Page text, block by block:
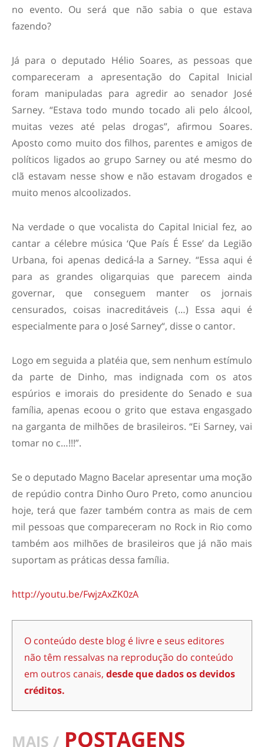
no evento. Ou será que não sabia o que estava
fazendo?
Já para o deputado Hélio Soares, as pessoas que
compareceram a apresentação do Capital Inicial
foram manipuladas para agredir ao senador José
Sarney. “Estava todo mundo tocado ali pelo álcool,
muitas vezes até pelas drogas”, afirmou Soares.
Aposto como muito dos filhos, parentes e amigos de
políticos ligados ao grupo Sarney ou até mesmo do
clã estavam nesse show e não estavam drogados e
muito menos alcoolizados.
Na verdade o que vocalista do Capital Inicial fez, ao
cantar a célebre música ‘Que País É Esse’ da Legião
Urbana, foi apenas dedicá-la a Sarney. “Essa aqui é
para as grandes oligarquias que parecem ainda
governar, que conseguem manter os jornais
censurados, coisas inacreditáveis (…) Essa aqui é
especialmente para o José Sarney“, disse o cantor.
Logo em seguida a platéia que, sem nenhum estímulo
da parte de Dinho, mas indignada com os atos
espúrios e imorais do presidente do Senado e sua
família, apenas ecoou o grito que estava engasgado
na garganta de milhões de brasileiros. “Ei Sarney, vai
tomar no c…!!!”.
Se o deputado Magno Bacelar apresentar uma moção
de repúdio contra Dinho Ouro Preto, como anunciou
hoje, terá que fazer também contra as mais de cem
mil pessoas que compareceram no Rock in Rio como
também aos milhões de brasileiros que já não mais
suportam as práticas dessa família.
http://youtu.be/FwjzAxZK0zA
O conteúdo deste blog é livre e seus editores
não têm ressalvas na reprodução do conteúdo
em outros canais, desde que dados os devidos
créditos.
MAIS / POSTAGENS